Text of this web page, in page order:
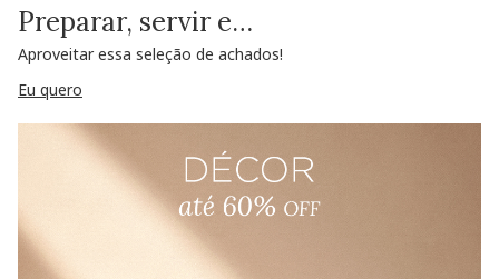
Preparar, servir e…
Aproveitar essa seleção de achados!
Eu quero